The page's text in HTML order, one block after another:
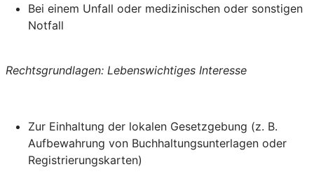
Bei einem Unfall oder medizinischen oder sonstigen
Notfall
Rechtsgrundlagen: Lebenswichtiges Interesse
Zur Einhaltung der lokalen Gesetzgebung (z. B.
Aufbewahrung von Buchhaltungsunterlagen oder
Registrierungskarten)